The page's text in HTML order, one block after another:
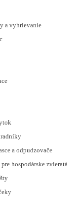
a vyhrievanie
a odpudzovače
hospodárske zvieratá